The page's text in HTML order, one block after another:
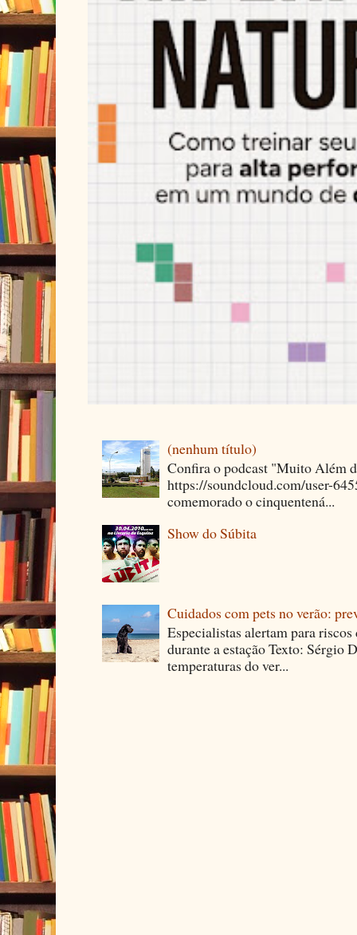
(nenhum título)
Confira o podcast "Muito Além
https://soundcloud.com/user-
comemorado o cinquentená...
Show do Súbita
Cuidados com pets no verão:
Especialistas alertam para
durante a estação Texto: Sérgio
temperaturas do ver...